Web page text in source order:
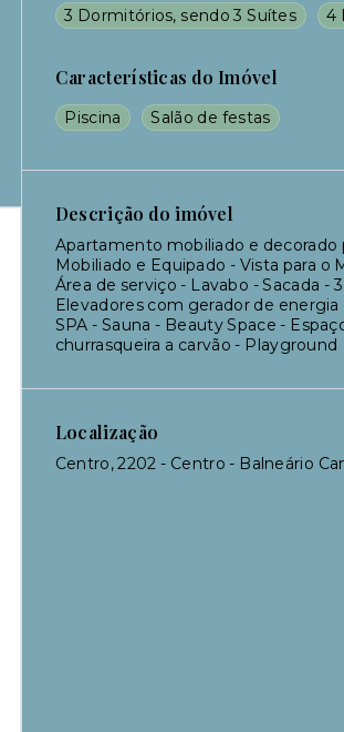
3 Dormitórios, sendo 3 Suítes 4
Características do Imóvel
Piscina Salão de festas
Descrição do imóvel
Apartamento mobiliado e decorado
Mobiliado e Equipado - Vista para o
Área de serviço - Lavabo - Sacada -
Elevadores com gerador de energia
SPA - Sauna - Beauty Space -
churrasqueira a carvão - Playground
Localização
Centro, 2202 - Centro - Balneário